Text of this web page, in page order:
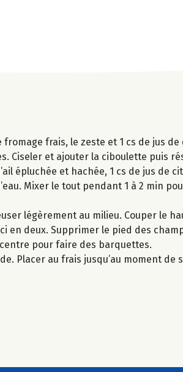
frais, le zeste et 1 cs de jus
Ciseler et ajouter la ciboulette puis
épluchée et hachée, 1 cs de jus de
Mixer le tout pendant 1 à 2 min
légèrement au milieu. Couper le
en deux. Supprimer le pied des
pour faire des barquettes.
Placer au frais jusqu’au moment de